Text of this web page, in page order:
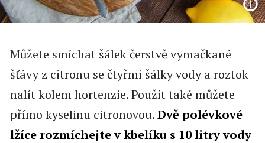
Můžete smíchat šálek čerstvě vymačkané
šťávy z citronu se čtyřmi šálky vody a roztok
nalít kolem hortenzie. Použít také můžete
přímo kyselinu citronovou.Dvě polévkové
lžíce rozmíchejte v kbelíku s 10 litry vody